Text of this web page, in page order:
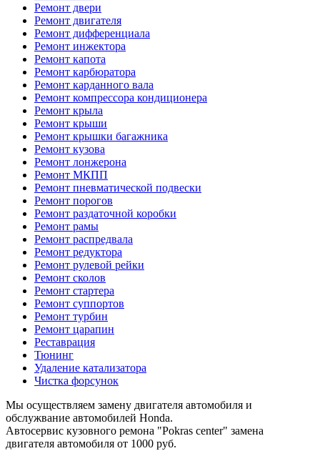
Ремонт двери
Ремонт двигателя
Ремонт дифференциала
Ремонт инжектора
Ремонт капота
Ремонт карбюратора
Ремонт карданного вала
Ремонт компрессора кондиционера
Ремонт крыла
Ремонт крыши
Ремонт крышки багажника
Ремонт кузова
Ремонт лонжерона
Ремонт МКПП
Ремонт пневматической подвески
Ремонт порогов
Ремонт раздаточной коробки
Ремонт рамы
Ремонт распредвала
Ремонт редуктора
Ремонт рулевой рейки
Ремонт сколов
Ремонт стартера
Ремонт суппортов
Ремонт турбин
Ремонт царапин
Реставрация
Тюнинг
Удаление катализатора
Чистка форсунок
Мы осуществляем замену двигателя автомобиля и
обслужвание автомобилей Honda.
Автосервис кузовного ремона "Pokras center" замена
двигателя автомобиля от 1000 руб.